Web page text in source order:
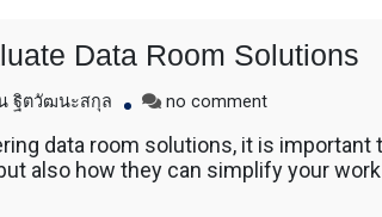
ค้าต่างๆ ขนย้ายเครื่องจักร โดยรถ
ยดิน หิน ทราย รับเหมาถมที่ รถตัก
WA 380 WA 320 WA 200 รถ
ZW 180 แบ็คโฮ CAT 320 CAT 312
200 LC บูมยาว PC 200 PC 120
210 บูมยาว SK 200 SK 140
Data Room Solutions
ฐิตวัฒนะสกุล no commenton
to
Evaluate
data room solutions, it is
also how they can simplify your